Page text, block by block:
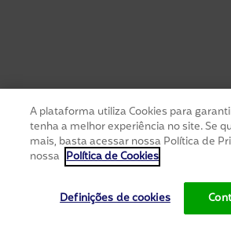
A plataforma utiliza Cookies para
tenha a melhor experiência no site. Se
mais, basta acessar nossa Política de
nossa Política de Cookies
Definições de cookies